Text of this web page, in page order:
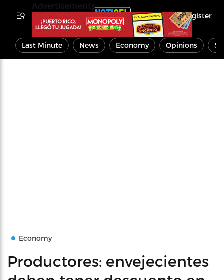
Register
Last Minute News Economy Opinions
Economy
Productores: envejecientes
Advertisements